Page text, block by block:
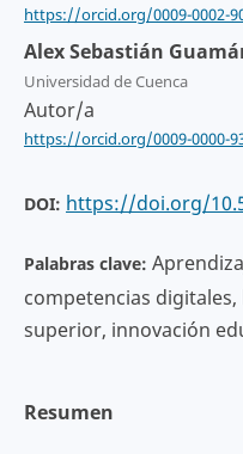
https://orcid.org/0009-0002-
Alex Sebastián
Universidad de Cuenca
Autor/a
https://orcid.org/0009-0000-
DOI: https://doi.org/
Palabras clave:
competencias
superior, innovación
Resumen